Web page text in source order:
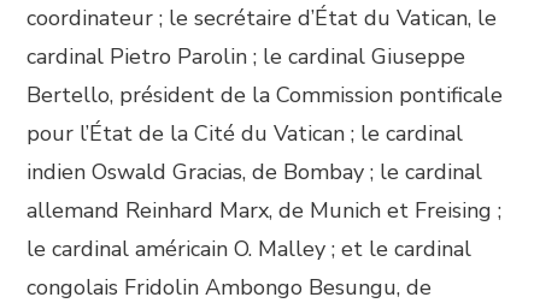
coordinateur ; le secrétaire d’État du Vatican, le
cardinal Pietro Parolin ; le cardinal Giuseppe
Bertello, président de la Commission pontificale
pour l’État de la Cité du Vatican ; le cardinal
indien Oswald Gracias, de Bombay ; le cardinal
allemand Reinhard Marx, de Munich et Freising ;
le cardinal américain O. Malley ; et le cardinal
congolais Fridolin Ambongo Besungu, de